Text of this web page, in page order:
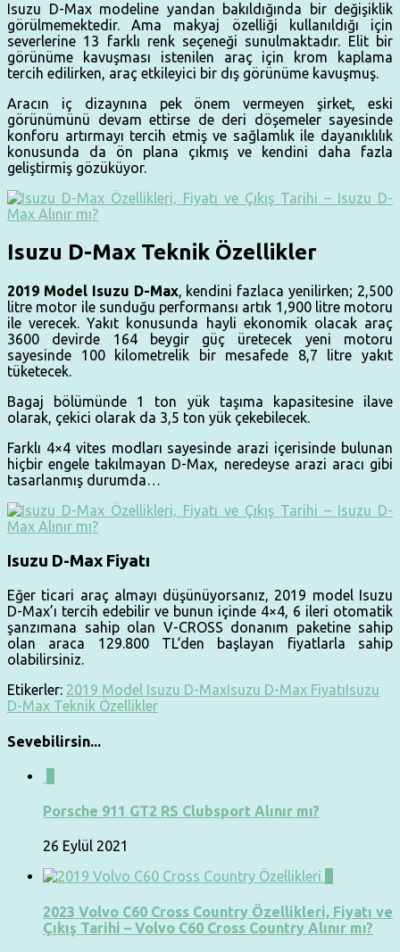
Isuzu D-Max modeline yandan bakıldığında bir değişiklik
görülmemektedir. Ama makyaj özelliği kullanıldığı için
severlerine 13 farklı renk seçeneği sunulmaktadır. Elit bir
görünüme kavuşması istenilen araç için krom kaplama
tercih edilirken, araç etkileyici bir dış görünüme kavuşmuş.
Aracın iç dizaynına pek önem vermeyen şirket, eski
görünümünü devam ettirse de deri döşemeler sayesinde
konforu artırmayı tercih etmiş ve sağlamlık ile dayanıklılık
konusunda da ön plana çıkmış ve kendini daha fazla
geliştirmiş gözüküyor.
Isuzu D-Max Teknik Özellikler
2019 Model Isuzu D-Max, kendini fazlaca yenilirken; 2,500
litre motor ile sunduğu performansı artık 1,900 litre motoru
ile verecek. Yakıt konusunda hayli ekonomik olacak araç
3600 devirde 164 beygir güç üretecek yeni motoru
sayesinde 100 kilometrelik bir mesafede 8,7 litre yakıt
tüketecek.
Bagaj bölümünde 1 ton yük taşıma kapasitesine ilave
olarak, çekici olarak da 3,5 ton yük çekebilecek.
Farklı 4×4 vites modları sayesinde arazi içerisinde bulunan
hiçbir engele takılmayan D-Max, neredeyse arazi aracı gibi
tasarlanmış durumda…
Isuzu D-Max Fiyatı
Eğer ticari araç almayı düşünüyorsanız, 2019 model Isuzu
D-Max’ı tercih edebilir ve bunun içinde 4×4, 6 ileri otomatik
şanzımana sahip olan V-CROSS donanım paketine sahip
olan araca 129.800 TL‘den başlayan fiyatlarla sahip
olabilirsiniz.
Etikerler: 2019 Model Isuzu D-Max Isuzu D-Max Fiyatı Isuzu
D-Max Teknik Özellikler
Sevebilirsin...
Porsche 911 GT2 RS Clubsport Alınır mı?
26 Eylül 2021
2023 Volvo C60 Cross Country Özellikleri, Fiyatı ve
Çıkış Tarihi – Volvo C60 Cross Country Alınır mı?